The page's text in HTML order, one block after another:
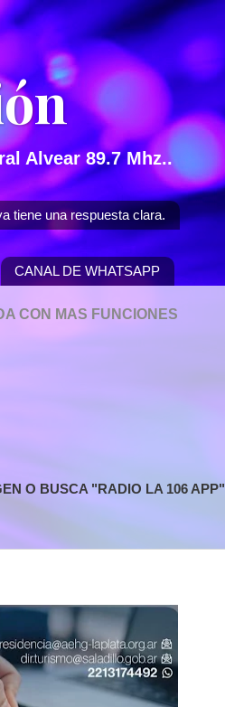
Alvear 89.7 Mhz..
tiene una respuesta clara.
CANAL DE WHATSAPP
CON MAS FUNCIONES
O BUSCA "RADIO LA 106 APP"